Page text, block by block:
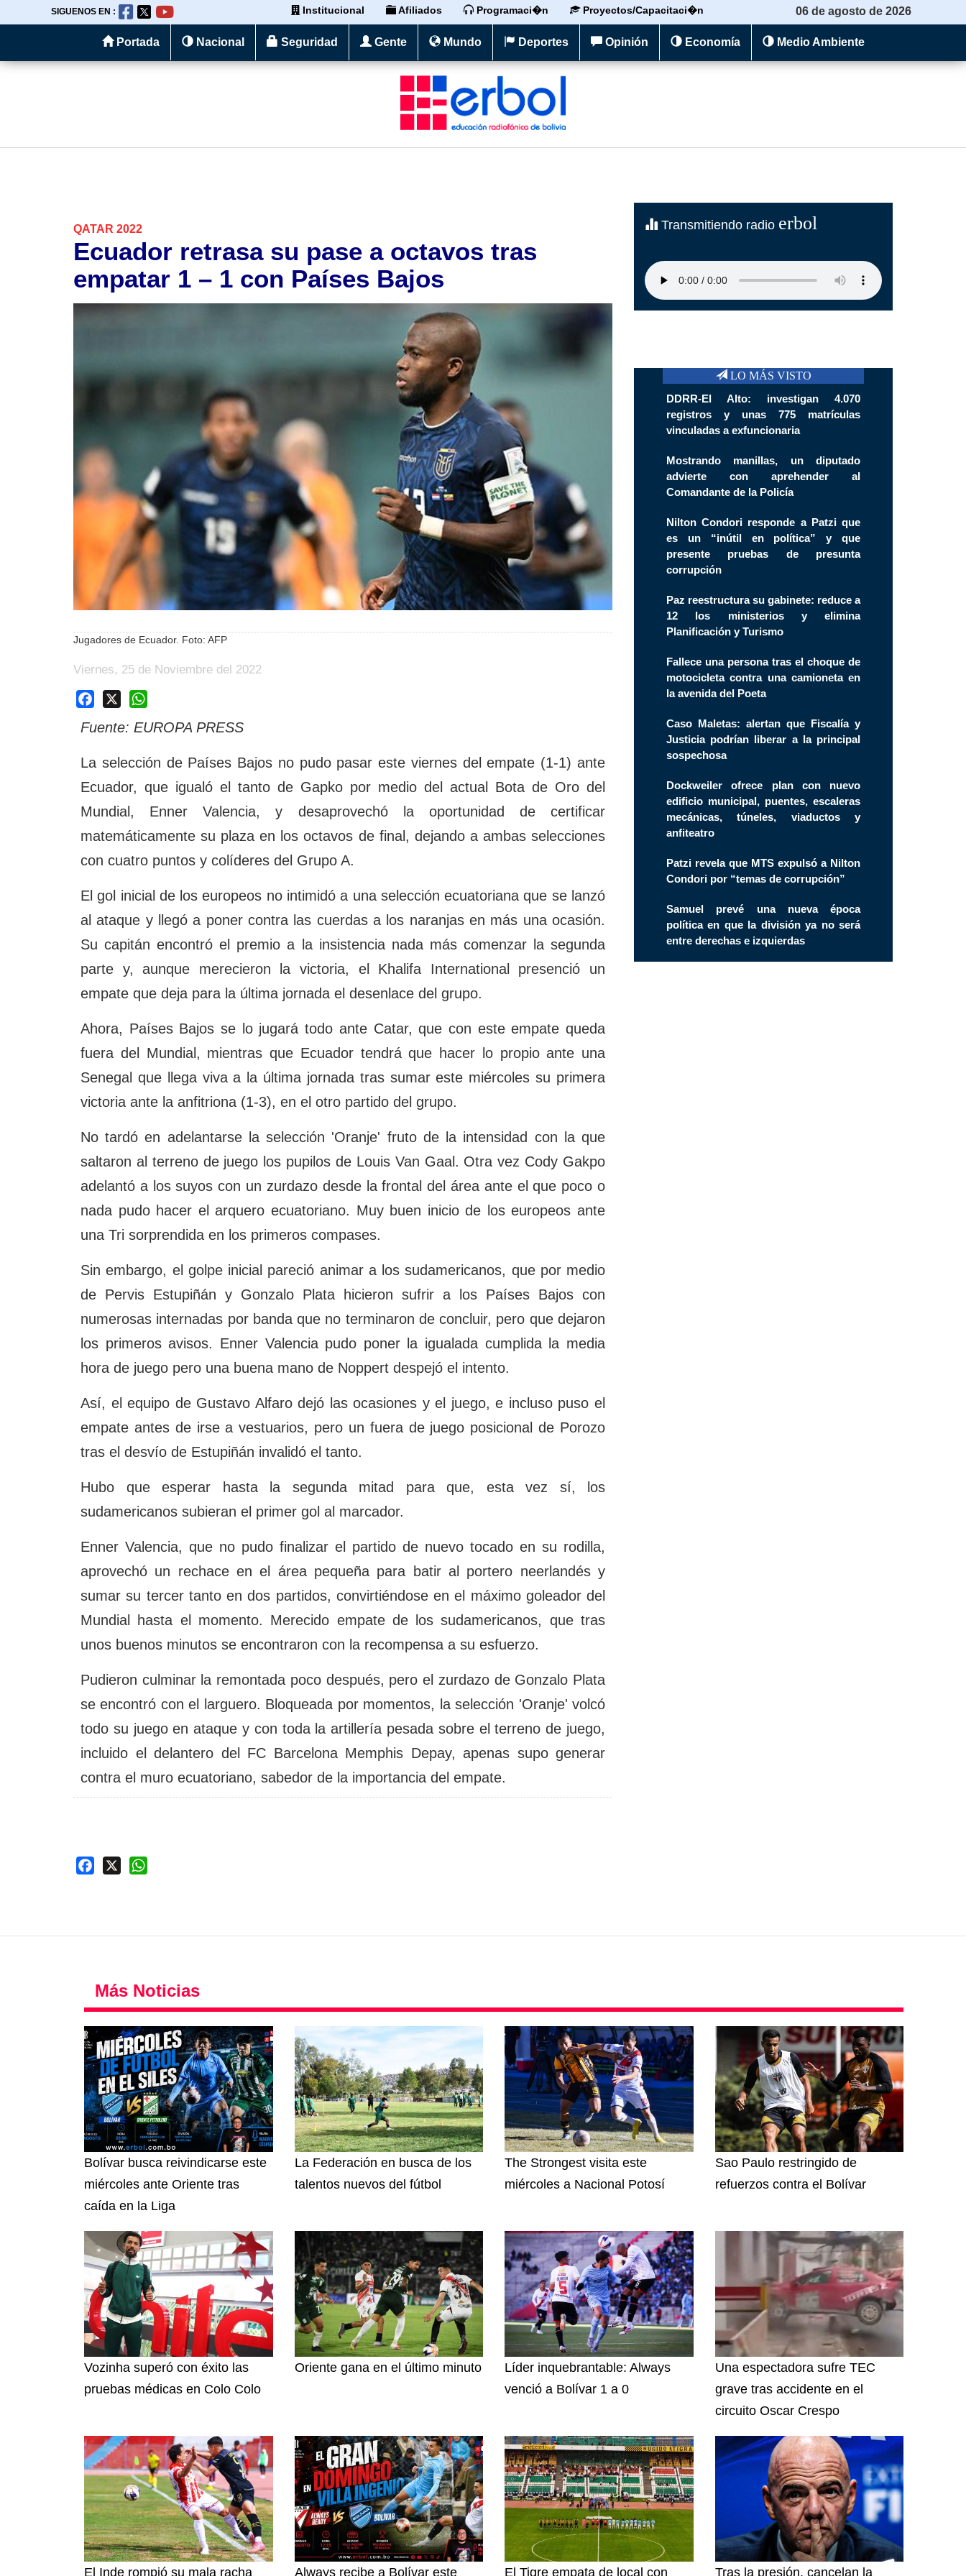
al
SIGUENOS EN : Institucional Afiliados Programaci�n Proyectos/Capacitaci�n 06 de agosto de 2026
Portada Nacional Seguridad Gente Mundo Deportes Opinión Economía Medio Ambiente
QATAR 2022
Ecuador retrasa su pase a octavos tras
empatar 1 – 1 con Países Bajos
Jugadores de Ecuador. Foto: AFP
Viernes, 25 de Noviembre del 2022
Facebook
Fuente: EUROPA PRESS
La selección de Países Bajos no pudo pasar este viernes del empate (1-1) ante
Ecuador, que igualó el tanto de Gapko por medio del actual Bota de Oro del
Mundial, Enner Valencia, y desaprovechó la oportunidad de certificar
matemáticamente su plaza en los octavos de final, dejando a ambas selecciones
con cuatro puntos y colíderes del Grupo A.
El gol inicial de los europeos no intimidó a una selección ecuatoriana que se lanzó
al ataque y llegó a poner contra las cuerdas a los naranjas en más una ocasión.
Su capitán encontró el premio a la insistencia nada más comenzar la segunda
parte y, aunque merecieron la victoria, el Khalifa International presenció un
empate que deja para la última jornada el desenlace del grupo.
Ahora, Países Bajos se lo jugará todo ante Catar, que con este empate queda
fuera del Mundial, mientras que Ecuador tendrá que hacer lo propio ante una
Senegal que llega viva a la última jornada tras sumar este miércoles su primera
victoria ante la anfitriona (1-3), en el otro partido del grupo.
No tardó en adelantarse la selección 'Oranje' fruto de la intensidad con la que
saltaron al terreno de juego los pupilos de Louis Van Gaal. Otra vez Cody Gakpo
adelantó a los suyos con un zurdazo desde la frontal del área ante el que poco o
nada pudo hacer el arquero ecuatoriano. Muy buen inicio de los europeos ante
una Tri sorprendida en los primeros compases.
Sin embargo, el golpe inicial pareció animar a los sudamericanos, que por medio
de Pervis Estupiñán y Gonzalo Plata hicieron sufrir a los Países Bajos con
numerosas internadas por banda que no terminaron de concluir, pero que dejaron
los primeros avisos. Enner Valencia pudo poner la igualada cumplida la media
hora de juego pero una buena mano de Noppert despejó el intento.
Así, el equipo de Gustavo Alfaro dejó las ocasiones y el juego, e incluso puso el
empate antes de irse a vestuarios, pero un fuera de juego posicional de Porozo
tras el desvío de Estupiñán invalidó el tanto.
Hubo que esperar hasta la segunda mitad para que, esta vez sí, los
sudamericanos subieran el primer gol al marcador.
Enner Valencia, que no pudo finalizar el partido de nuevo tocado en su rodilla,
aprovechó un rechace en el área pequeña para batir al portero neerlandés y
sumar su tercer tanto en dos partidos, convirtiéndose en el máximo goleador del
Mundial hasta el momento. Merecido empate de los sudamericanos, que tras
unos buenos minutos se encontraron con la recompensa a su esfuerzo.
Pudieron culminar la remontada poco después, pero el zurdazo de Gonzalo Plata
se encontró con el larguero. Bloqueada por momentos, la selección 'Oranje' volcó
todo su juego en ataque y con toda la artillería pesada sobre el terreno de juego,
incluido el delantero del FC Barcelona Memphis Depay, apenas supo generar
contra el muro ecuatoriano, sabedor de la importancia del empate.
Facebook
Transmitiendo radio erbol
LO MÁS VISTO
DDRR-El Alto: investigan 4.070
registros y unas 775 matrículas
vinculadas a exfuncionaria
Mostrando manillas, un diputado
advierte con aprehender al
Comandante de la Policía
Nilton Condori responde a Patzi que
es un “inútil en política” y que
presente pruebas de presunta
corrupción
Paz reestructura su gabinete: reduce a
12 los ministerios y elimina
Planificación y Turismo
Fallece una persona tras el choque de
motocicleta contra una camioneta en
la avenida del Poeta
Caso Maletas: alertan que Fiscalía y
Justicia podrían liberar a la principal
sospechosa
Dockweiler ofrece plan con nuevo
edificio municipal, puentes, escaleras
mecánicas, túneles, viaductos y
anfiteatro
Patzi revela que MTS expulsó a Nilton
Condori por “temas de corrupción”
Samuel prevé una nueva época
política en que la división ya no será
entre derechas e izquierdas
Más Noticias
Bolívar busca reivindicarse este
miércoles ante Oriente tras
caída en la Liga
La Federación en busca de los
talentos nuevos del fútbol
The Strongest visita este
miércoles a Nacional Potosí
Sao Paulo restringido de
refuerzos contra el Bolívar
Vozinha superó con éxito las
pruebas médicas en Colo Colo
Oriente gana en el último minuto
Líder inquebrantable: Always
venció a Bolívar 1 a 0
Una espectadora sufre TEC
grave tras accidente en el
circuito Oscar Crespo
El Inde rompió su mala racha Always recibe a Bolívar este El Tigre empata de local con Tras la presión, cancelan la